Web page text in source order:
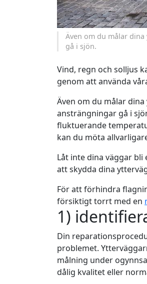
Även om du målar
gå i sjön.
Vind, regn och solljus
genom att använda
Även om du målar
ansträngningar gå i
fluktuerande
kan du möta
Låt inte dina väggar
att skydda dina
För att förhindra
försiktigt torrt med en
1)
Din
problemet.
målning under
dålig kvalitet eller